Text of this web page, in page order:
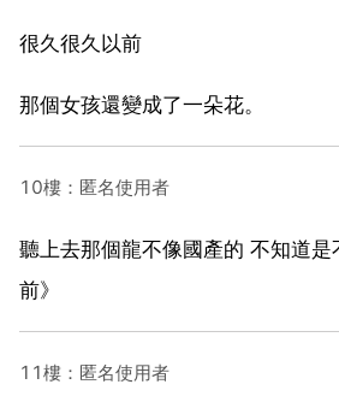
很久很久以前
那個女孩還變成了一朵花。
10樓：匿名使用者
聽上去那個龍不像國產的 不知道是
前》
11樓：匿名使用者